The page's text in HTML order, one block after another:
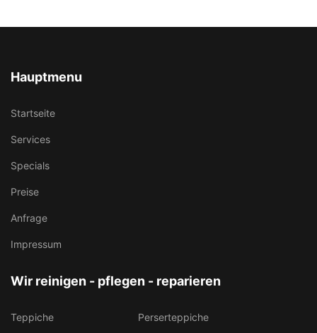
Hauptmenu
Startseite
Services
Specials
Preise
Anfrage
Impressum
Wir reinigen - pflegen - reparieren
Teppiche Perserteppiche